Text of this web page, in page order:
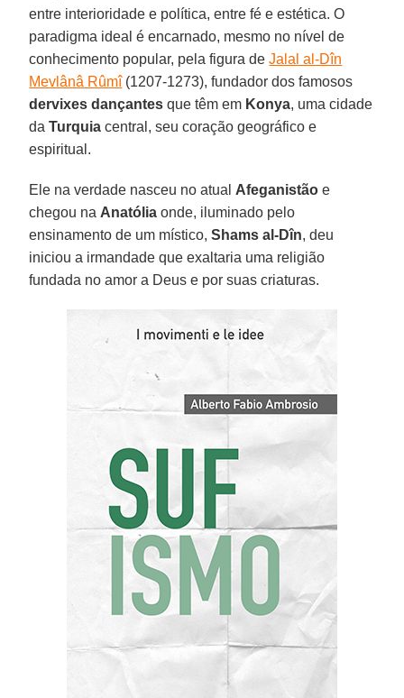
entre interioridade e política, entre fé e estética. O
paradigma ideal é encarnado, mesmo no nível de
conhecimento popular, pela figura deJalal al-Dîn
Mevlânâ Rûmî(1207-1273), fundador dos famosos
dervixes dançantes que têm em Konya, uma cidade
daTurquia central, seu coração geográfico e
espiritual.
Ele na verdade nasceu no atual Afeganistão e
chegou na Anatólia onde, iluminado pelo
ensinamento de um místico,Shams al-Dîn, deu
iniciou a irmandade que exaltaria uma religião
fundada no amor a Deus e por suas criaturas.